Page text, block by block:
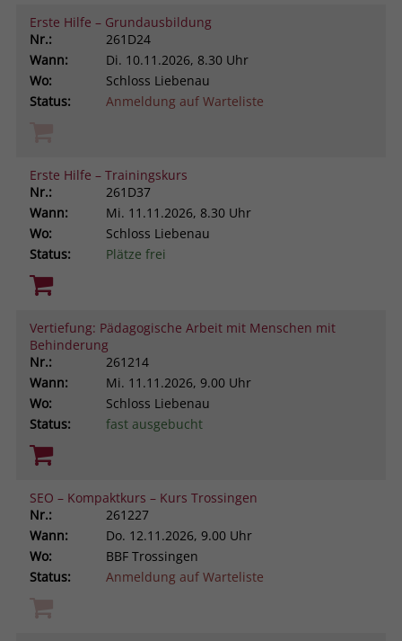
Erste Hilfe – Grundausbildung
Nr.:
261D24
Wann:
Di. 10.11.2026, 8.30 Uhr
Wo:
Schloss Liebenau
Status:
Anmeldung auf Warteliste
Erste Hilfe – Trainingskurs
Nr.:
261D37
Wann:
Mi. 11.11.2026, 8.30 Uhr
Wo:
Schloss Liebenau
Status:
Plätze frei
Vertiefung: Pädagogische Arbeit mit Menschen mit
Behinderung
Nr.:
261214
Wann:
Mi. 11.11.2026, 9.00 Uhr
Wo:
Schloss Liebenau
Status:
fast ausgebucht
SEO – Kompaktkurs – Kurs Trossingen
Nr.:
261227
Wann:
Do. 12.11.2026, 9.00 Uhr
Wo:
BBF Trossingen
Status:
Anmeldung auf Warteliste